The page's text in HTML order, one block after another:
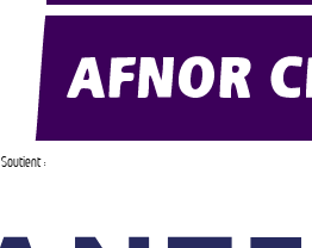
Soutient :